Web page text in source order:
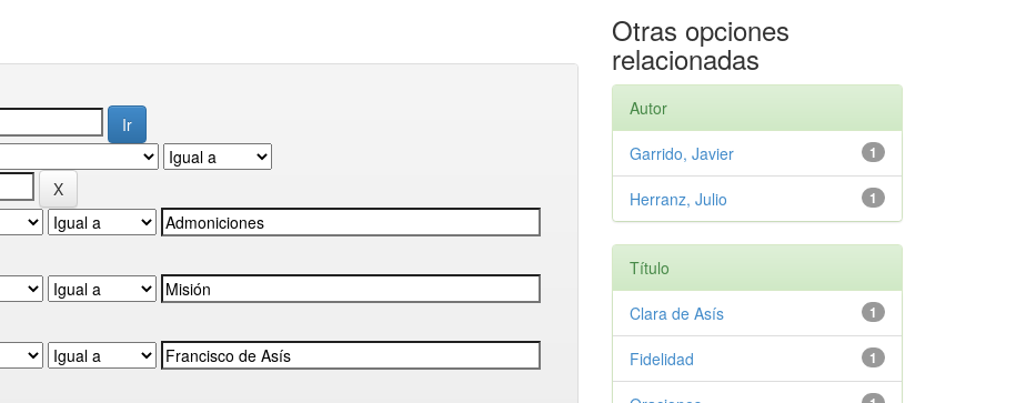
Otras opciones
relacionadas
Autor
1
Garrido, Javier
1
Herranz, Julio
Título
1
Clara de Asís
1
Fidelidad